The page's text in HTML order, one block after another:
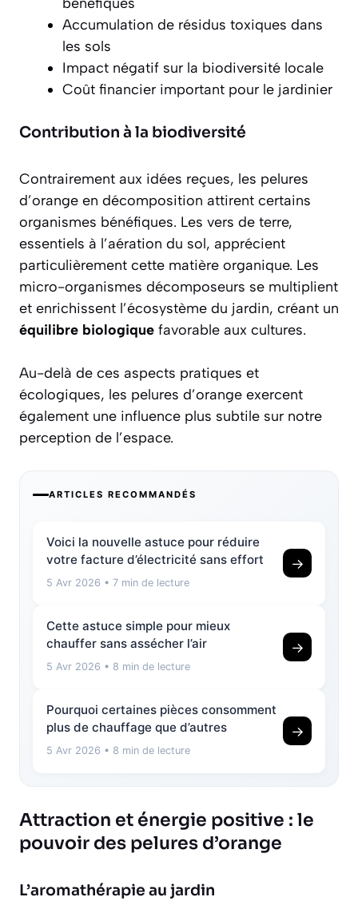
Accumulation de résidus toxiques dans
les sols
Impact négatif sur la biodiversité locale
Coût financier important pour le jardinier
Contribution à la biodiversité
Contrairement aux idées reçues, les pelures
d’orange en décomposition attirent certains
organismes bénéfiques. Les vers de terre,
essentiels à l’aération du sol, apprécient
particulièrement cette matière organique. Les
micro-organismes décomposeurs se multiplient
et enrichissent l’écosystème du jardin, créant un
équilibre biologique favorable aux cultures.
Au-delà de ces aspects pratiques et
écologiques, les pelures d’orange exercent
également une influence plus subtile sur notre
perception de l’espace.
ARTICLES RECOMMANDÉS
Voici la nouvelle astuce pour réduire
votre facture d’électricité sans effort
5 Avr 2026 • 7 min de lecture
→
Cette astuce simple pour mieux
chauffer sans assécher l’air
5 Avr 2026 • 8 min de lecture
→
Pourquoi certaines pièces consomment
plus de chauffage que d’autres
5 Avr 2026 • 8 min de lecture
→
Attraction et énergie positive : le
pouvoir des pelures d’orange
L’aromathérapie au jardin